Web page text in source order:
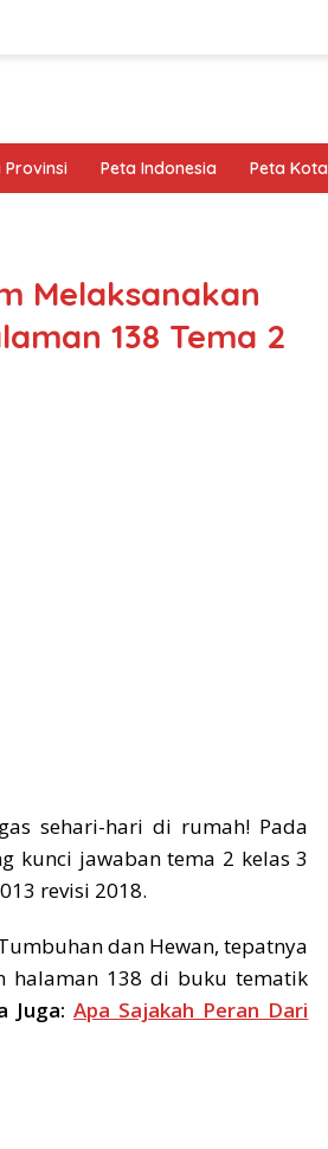
Provinsi Peta Indonesia Peta Kota
Melaksanakan
138 Tema 2
sehari-hari di rumah! Pada
kunci jawaban tema 2 kelas 3
revisi 2018.
dan Hewan, tepatnya
halaman 138 di buku tematik
Juga: Apa Sajakah Peran Dari